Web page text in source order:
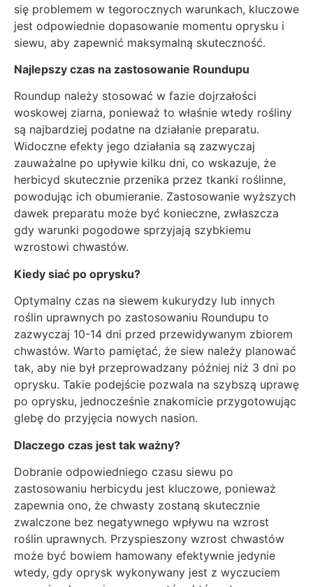
się problemem w tegorocznych warunkach, kluczowe
jest odpowiednie dopasowanie momentu oprysku i
siewu, aby zapewnić maksymalną skuteczność.
Najlepszy czas na zastosowanie Roundupu
Roundup należy stosować w fazie dojrzałości
woskowej ziarna, ponieważ to właśnie wtedy rośliny
są najbardziej podatne na działanie preparatu.
Widoczne efekty jego działania są zazwyczaj
zauważalne po upływie kilku dni, co wskazuje, że
herbicyd skutecznie przenika przez tkanki roślinne,
powodując ich obumieranie. Zastosowanie wyższych
dawek preparatu może być konieczne, zwłaszcza
gdy warunki pogodowe sprzyjają szybkiemu
wzrostowi chwastów.
Kiedy siać po oprysku?
Optymalny czas na siewem kukurydzy lub innych
roślin uprawnych po zastosowaniu Roundupu to
zazwyczaj 10-14 dni przed przewidywanym zbiorem
chwastów. Warto pamiętać, że siew należy planować
tak, aby nie był przeprowadzany później niż 3 dni po
oprysku. Takie podejście pozwala na szybszą uprawę
po oprysku, jednocześnie znakomicie przygotowując
glebę do przyjęcia nowych nasion.
Dlaczego czas jest tak ważny?
Dobranie odpowiedniego czasu siewu po
zastosowaniu herbicydu jest kluczowe, ponieważ
zapewnia ono, że chwasty zostaną skutecznie
zwalczone bez negatywnego wpływu na wzrost
roślin uprawnych. Przyspieszony wzrost chwastów
może być bowiem hamowany efektywnie jedynie
wtedy, gdy oprysk wykonywany jest z wyczuciem